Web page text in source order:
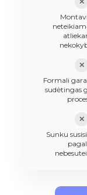
✕
Formali
sudėtingas
✕
Sunku